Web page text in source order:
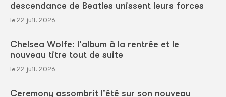
descendance de Beatles unissent leurs forces
le 22 juil. 2026
Chelsea Wolfe: l'album à la rentrée et le
nouveau titre tout de suite
le 22 juil. 2026
Ceremony assombrit l'été sur son nouveau